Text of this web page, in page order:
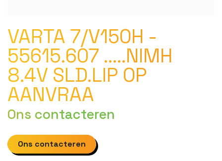
VARTA 7/V150H -
55615.607 .....NIMH
8.4V SLD.LIP OP
AANVRAA
Ons contacteren
Ons contacteren